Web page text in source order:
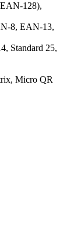
128),
8, EAN-13,
Standard 25,
Micro QR